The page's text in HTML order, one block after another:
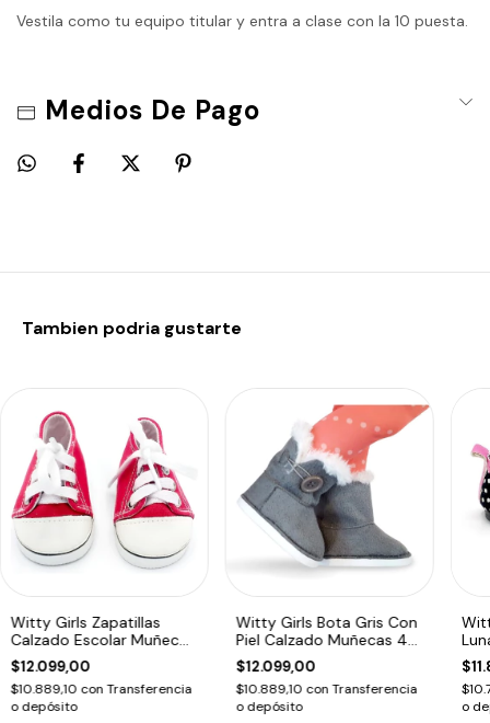
Vestila como tu equipo titular y entra a clase con la 10 puesta.
Medios De Pago
Tambien podria gustarte
Witty Girls Zapatillas
Calzado Escolar Muñecas
45 Cm/18 P
$12.099,00
$10.889,10 con Transferencia
o depósito
Witty Girls Bota Gris Con
Piel Calzado Muñecas 45
Cm/18 PuLG
$12.099,00
$10.889,10 con Transferencia
o depósito
o